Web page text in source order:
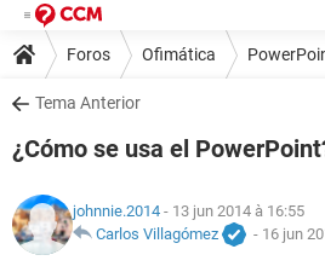
Foros Ofimática
Tema Anterior
¿Cómo se usa el
johnnie.2014 - 13 jun 2014 à 16:55
Carlos Villagómez
- 16 jun